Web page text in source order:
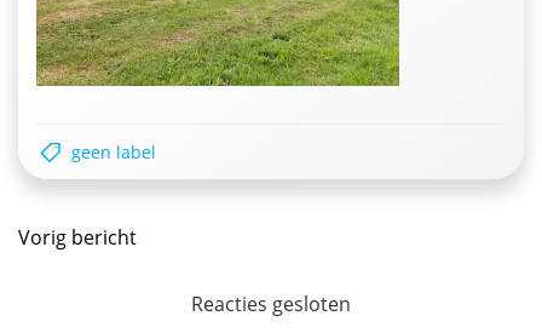
geen label
Postnavigatie
Vorig bericht
Reacties gesloten